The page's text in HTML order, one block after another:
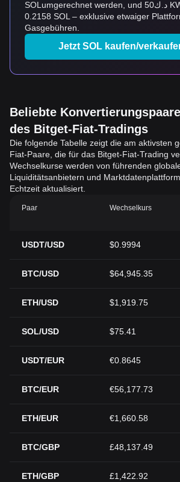
SOLumgerechnet werden, und د.ك50 KWD entsprechen
0.2158 SOL – exklusive etwaiger
Gasgebühren.
Jetzt SOL kaufen/
Beliebte
des Bitget-Fiat-Tradings
Die folgende Tabelle zeigt die am aktivsten
Fiat-Paare, die für das Bitget-Fiat-Trading
Wechselkurse werden von führenden
Liquiditätsanbietern und
Echtzeit aktualisiert.
Paar Wechselkurs
USDT/USD $0.9994
BTC/USD $64,945.35
ETH/USD $1,919.75
SOL/USD $75.41
USDT/EUR €0.8645
BTC/EUR €56,177.73
ETH/EUR €1,660.58
BTC/GBP £48,137.49
ETH/GBP £1,422.92